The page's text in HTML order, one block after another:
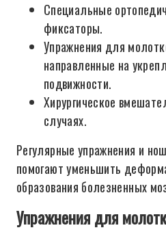
Специальные
фиксаторы.
Упражнения для
направленные на
подвижности.
Хирургическое
случаях.
Регулярные упражнения и
помогают уменьшить
образования болезненных
Упражнения для